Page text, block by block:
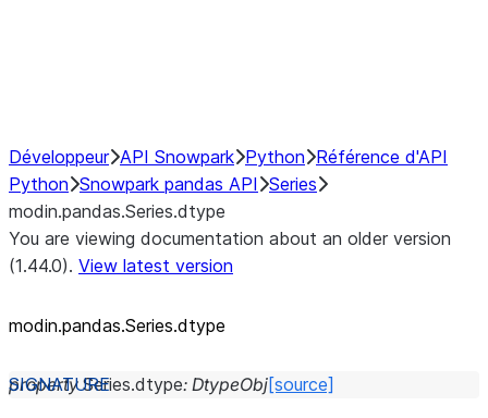
Développeur API Snowpark Python Référence d'API
Python Snowpark pandas API Series
modin.pandas.Series.dtype
You are viewing documentation about an older version
(1.44.0). View latest version
modin.pandas.Series.dtype
property Series.dtype: DtypeObj[source]